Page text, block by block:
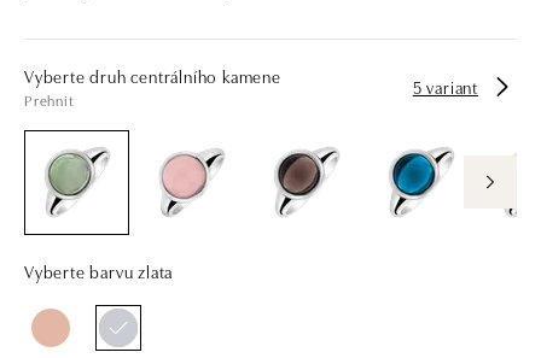
Vyberte druh centrálního kamene
Prehnit
5 variant
Vyberte barvu zlata